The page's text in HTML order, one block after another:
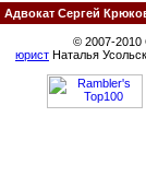
Адвокат Сергей
© 2007-
юрист Наталья